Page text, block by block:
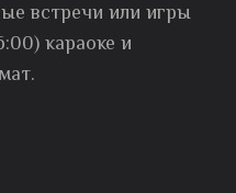
встречи или игры
караоке и